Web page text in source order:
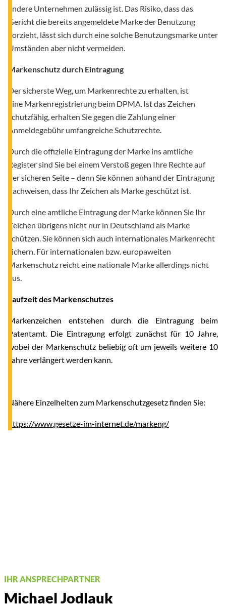
andere Unternehmen zulässig ist. Das Risiko, dass das
Gericht die bereits angemeldete Marke der Benutzung
vorzieht, lässt sich durch eine solche Benutzungsmarke unter
Umständen aber nicht vermeiden.
Markenschutz durch Eintragung
Der sicherste Weg, um Markenrechte zu erhalten, ist
eine Markenregistrierung beim DPMA. Ist das Zeichen
schutzfähig, erhalten Sie gegen die Zahlung einer
Anmeldegebühr umfangreiche Schutzrechte.
Durch die offizielle Eintragung der Marke ins amtliche
Register sind Sie bei einem Verstoß gegen Ihre Rechte auf
der sicheren Seite – denn Sie können anhand der Eintragung
nachweisen, dass Ihr Zeichen als Marke geschützt ist.
Durch eine amtliche Eintragung der Marke können Sie Ihr
Zeichen übrigens nicht nur in Deutschland als Marke
schützen. Sie können sich auch internationales Markenrecht
sichern. Für internationalen bzw. europaweiten
Markenschutz reicht eine nationale Marke allerdings nicht
aus.
Laufzeit des Markenschutzes
Markenzeichen entstehen durch die Eintragung beim
Patentamt. Die Eintragung erfolgt zunächst für 10 Jahre,
wobei der Markenschutz beliebig oft um jeweils weitere 10
Jahre verlängert werden kann.
Nähere Einzelheiten zum Markenschutzgesetz finden Sie:
https://www.gesetze-im-internet.de/markeng/
IHR ANSPRECHPARTNER
Michael Jodlauk